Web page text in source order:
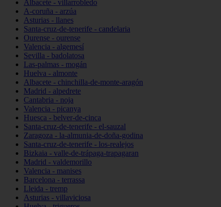
Albacete - villarrobledo
A-coruña - arzúa
Asturias - llanes
Santa-cruz-de-tenerife - candelaria
Ourense - ourense
Valencia - algemesí
Sevilla - badolatosa
Las-palmas - mogán
Huelva - almonte
Albacete - chinchilla-de-monte-aragón
Madrid - alpedrete
Cantabria - noja
Valencia - picanya
Huesca - belver-de-cinca
Santa-cruz-de-tenerife - el-sauzal
Zaragoza - la-almunia-de-doña-godina
Santa-cruz-de-tenerife - los-realejos
Bizkaia - valle-de-trápaga-trapagaran
Madrid - valdemorillo
Valencia - manises
Barcelona - terrassa
Lleida - tremp
Asturias - villaviciosa